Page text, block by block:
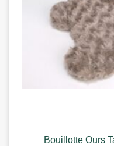
Bouillotte Ours